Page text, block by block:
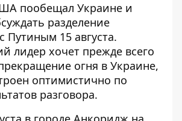
пообещал Украине и
разделение
Путиным 15 августа.
лидер хочет прежде всего
огня в Украине,
оптимистично по
разговора.